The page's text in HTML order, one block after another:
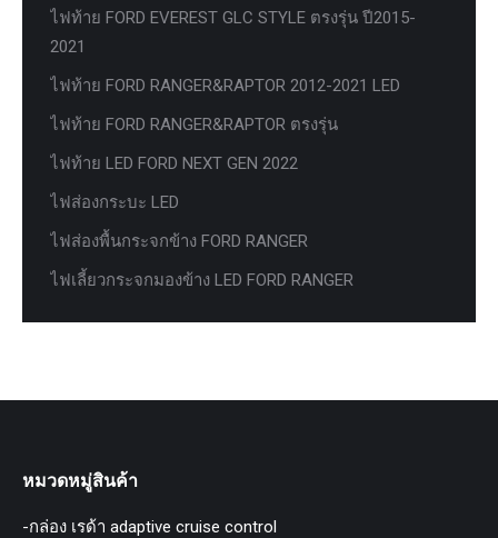
ไฟท้าย FORD EVEREST GLC STYLE ตรงรุ่น ปี2015-
2021
ไฟท้าย FORD RANGER&RAPTOR 2012-2021 LED
ไฟท้าย FORD RANGER&RAPTOR ตรงรุ่น
ไฟท้าย LED FORD NEXT GEN 2022
ไฟส่องกระบะ LED
ไฟส่องพื้นกระจกข้าง FORD RANGER
ไฟเลี้ยวกระจกมองข้าง LED FORD RANGER
หมวดหมู่สินค้า
-กล่อง เรด้า adaptive cruise control